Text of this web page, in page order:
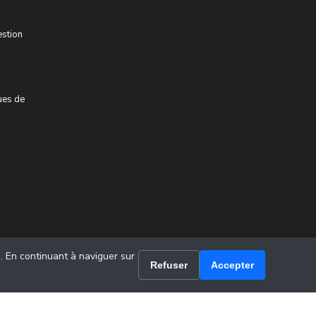
de
continuant à naviguer sur
Refuser Accepter